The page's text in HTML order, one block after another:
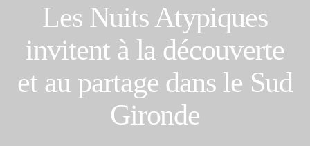
Les Nuits Atypiques
invitent à la découverte
et au partage dans le Sud
Gironde